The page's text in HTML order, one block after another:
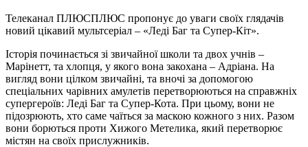
Телеканал ПЛЮСПЛЮС пропонує до уваги своїх глядачів
новий цікавий мультсеріал – «Леді Баг та Супер-Кіт».
Історія починається зі звичайної школи та двох учнів –
Марінетт, та хлопця, у якого вона закохана – Адріана. На
вигляд вони цілком звичайні, та вночі за допомогою
спеціальних чарівних амулетів перетворюються на справжніх
супергероїв: Леді Баг та Супер-Кота. При цьому, вони не
підозрюють, хто саме чаїться за маскою кожного з них. Разом
вони борються проти Хижого Метелика, який перетворює
містян на своїх прислужників.